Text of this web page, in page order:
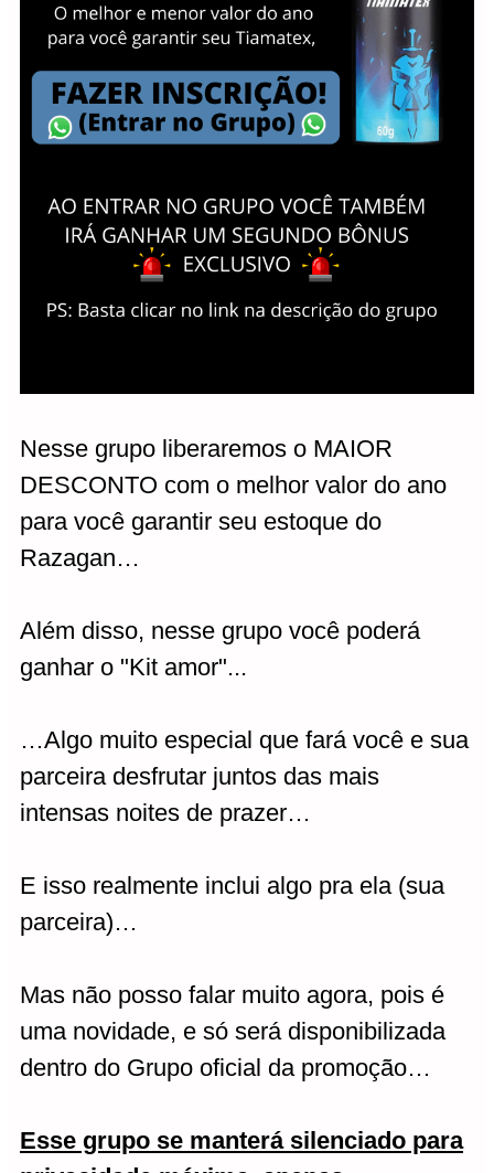
Nesse grupo liberaremos o MAIOR
DESCONTO com o melhor valor do ano
para você garantir seu estoque do
Razagan…
Além disso, nesse grupo você poderá
ganhar o "Kit amor"...
…Algo muito especial que fará você e sua
parceira desfrutar juntos das mais
intensas noites de prazer…
E isso realmente inclui algo pra ela (sua
parceira)…
Mas não posso falar muito agora, pois é
uma novidade, e só será disponibilizada
dentro do Grupo oficial da promoção…
Esse grupo se manterá silenciado para